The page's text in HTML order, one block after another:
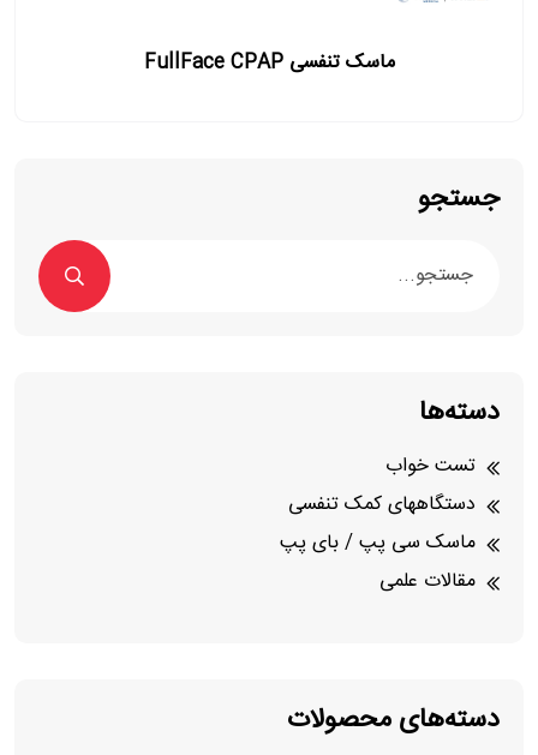
ماسک تنفسی FullFace CPAP
جستجو
دسته‌ها
تست خواب
دستگاههای کمک تنفسی
ماسک سی پپ / بای پپ
مقالات علمی
دسته‌های محصولات